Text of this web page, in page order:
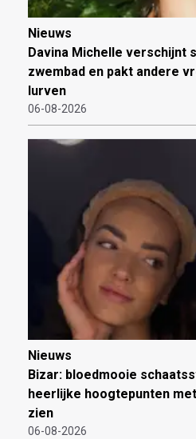
Nieuws
Davina Michelle verschijnt
zwembad en pakt andere
lurven
06-08-2026
Nieuws
Bizar: bloedmooie
heerlijke hoogtepunten
zien
06-08-2026